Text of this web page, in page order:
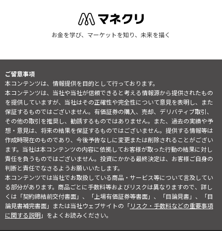
お金を学び、マーケットを知り、未来を描く
ご留意事項
本コンテンツは、情報提供を目的として行っております。
本コンテンツは、当社や当社が信頼できると考える情報源から提供されたもの
を提供していますが、当社はその正確性や完全性について意見を表明し、また
保証するものではございません。有価証券の購入、売却、デリバティブ取引、
その他の取引を推奨し、勧誘するものではありません。また、過去の実績や予
想・意見は、将来の結果を保証するものではございません。提供する情報等は
作成時現在のものであり、今後予告なしに変更または削除されることがござい
ます。当社は本コンテンツの内容に依拠してお客様が取った行動の結果に対し
責任を負うものではございません。投資にかかる最終決定は、お客様ご自身の
判断と責任でなさるようお願いいたします。
本コンテンツでは当社でお取扱している商品・サービス等について言及してい
る部分があります。商品ごとに手数料等およびリスクは異なりますので、詳し
くは「契約締結前交付書面」、「上場有価証券等書面」、「目論見書」、「目
論見書補完書面」または当社ウェブサイトの「リスク・手数料などの重要事項
に関する説明」をよくお読みください。